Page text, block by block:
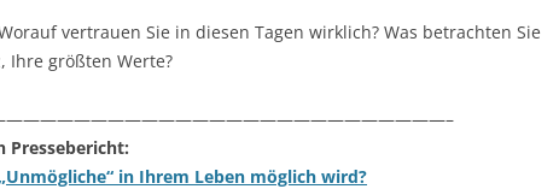
vertrauen Sie in diesen Tagen wirklich? Was betrachten Sie
Ihre größten Werte?
Pressebericht:
in Ihrem Leben möglich wird?